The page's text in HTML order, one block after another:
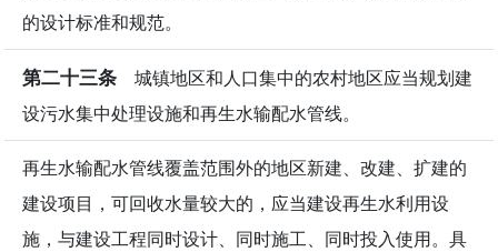
的设计标准和规范。
第二十三条 城镇地区和人口集中的农村地区应当规划建
设污水集中处理设施和再生水输配水管线。
再生水输配水管线覆盖范围外的地区新建、改建、扩建的
建设项目，可回收水量较大的，应当建设再生水利用设
施，与建设工程同时设计、同时施工、同时投入使用。具